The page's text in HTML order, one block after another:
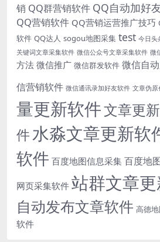
销 QQ群营销软件 QQ自动加好
QQ营销软件 QQ营销运营推广技巧
软件 QQ达人 sogou地图采集 test 今日头
关键词文章采集软件 微信公众号文章采集软件 微
方法 微信推广 微信群发软件 微信自
信营销软件 微信通讯录加好友软件 文章伪原
量更新软件文章更
件水淼文章更新软
软件 百度地图信息采集 百度地
网页采集软件 站群文章
自动发布文章软件 高德
软件